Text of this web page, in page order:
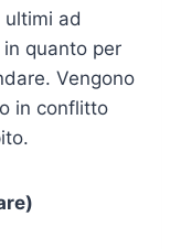
ad
quanto per
Vengono
in conflitto